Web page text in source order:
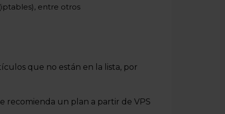
entre otros
que no están en la lista, por
recomienda un plan a partir de VPS